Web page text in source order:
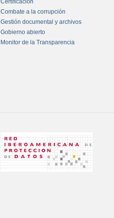
Certificación
Combate a la corrupción
Gestión documental y archivos
Gobierno abierto
Monitor de la Transparencia